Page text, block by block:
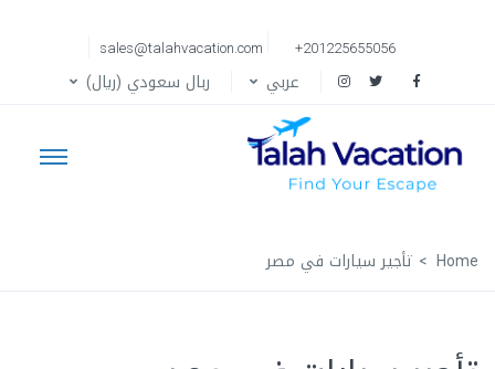
+201225655056
sales@talahvacation.com
عربي ربال سعودي (ريال)
Home تأجير سيارات في مصر